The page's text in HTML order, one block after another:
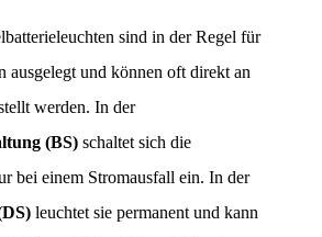
sind in der Regel für
ausgelegt und können oft direkt an
der Leuchte eingestellt werden. In der
(BS) schaltet sich die
Notbeleuchtung nur bei einem Stromausfall ein. In der
leuchtet sie permanent und kann